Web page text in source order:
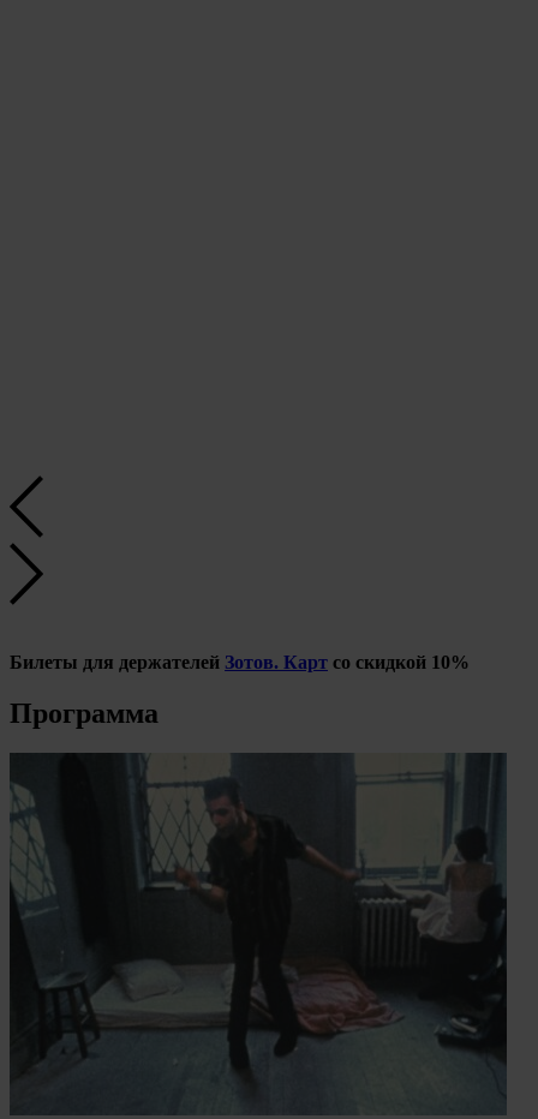
Билеты для держателей Зотов. Карт со скидкой 10%
Программа